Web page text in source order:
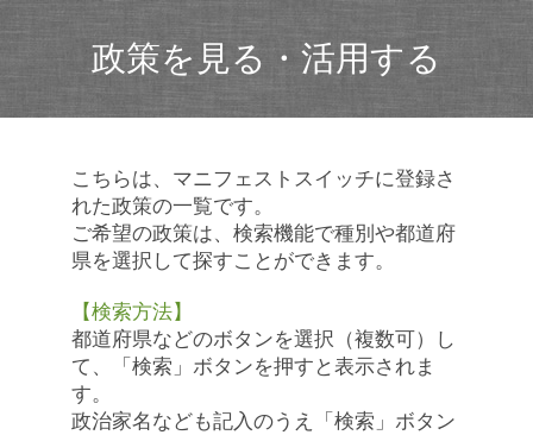
政策を見る・活用する
こちらは、マニフェストスイッチに登録さ
れた政策の一覧です。
ご希望の政策は、検索機能で種別や都道府
県を選択して探すことができます。
【検索方法】
都道府県などのボタンを選択（複数可）し
て、「検索」ボタンを押すと表示されま
す。
政治家名なども記入のうえ「検索」ボタン